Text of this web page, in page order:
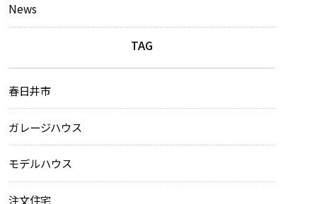
News
TAG
春日井市
ガレージハウス
モデルハウス
注文住宅